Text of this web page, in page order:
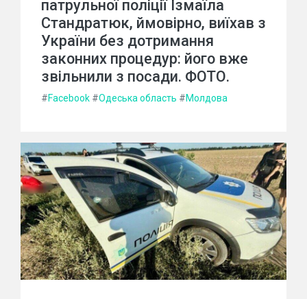
патрульної поліції Ізмаїла
Стандратюк, ймовірно, виїхав з
України без дотримання
законних процедур: його вже
звільнили з посади. ФОТО.
#Facebook #Одеська область #Молдова